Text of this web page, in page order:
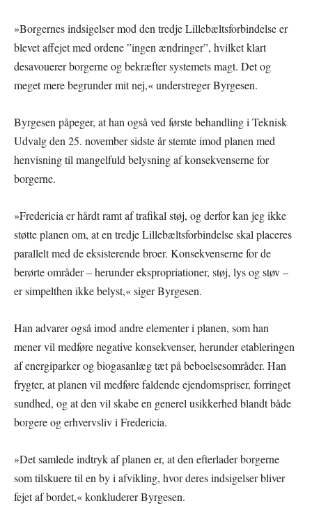
»Borgernes indsigelser mod den tredje Lillebæltsforbindelse er
blevet affejet med ordene ”ingen ændringer”, hvilket klart
desavouerer borgerne og bekræfter systemets magt. Det og
meget mere begrunder mit nej,« understreger Byrgesen.
Byrgesen påpeger, at han også ved første behandling i Teknisk
Udvalg den 25. november sidste år stemte imod planen med
henvisning til mangelfuld belysning af konsekvenserne for
borgerne.
»Fredericia er hårdt ramt af trafikal støj, og derfor kan jeg ikke
støtte planen om, at en tredje Lillebæltsforbindelse skal placeres
parallelt med de eksisterende broer. Konsekvenserne for de
berørte områder – herunder ekspropriationer, støj, lys og støv –
er simpelthen ikke belyst,« siger Byrgesen.
Han advarer også imod andre elementer i planen, som han
mener vil medføre negative konsekvenser, herunder etableringen
af energiparker og biogasanlæg tæt på beboelsesområder. Han
frygter, at planen vil medføre faldende ejendomspriser, forringet
sundhed, og at den vil skabe en generel usikkerhed blandt både
borgere og erhvervsliv i Fredericia.
»Det samlede indtryk af planen er, at den efterlader borgerne
som tilskuere til en by i afvikling, hvor deres indsigelser bliver
fejet af bordet,« konkluderer Byrgesen.